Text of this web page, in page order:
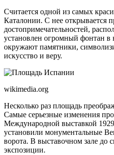
Считается одной из самых
Каталонии. С нее открывается
достопримечательностей,
установлен огромный фонтан в
окружают памятники,
искусство и веру.
wikimedia.org
Несколько раз площадь
Самые серьезные изменения
Международной выставкой
установили монументальные
ворота. В выставочном зале до
экспозиции.